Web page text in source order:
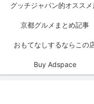
グッチジャパン的オススメ
京都グルメまとめ記事
おもてなしするならこの
Buy Adspace